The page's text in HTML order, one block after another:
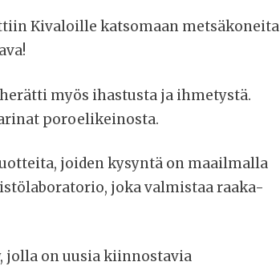
Kivaloille katsomaan metsäkoneita
myös ihastusta ja ihmetystä.
poroelikeinosta.
joiden kysyntä on maailmalla
joka valmistaa raaka-
jolla on uusia kiinnostavia